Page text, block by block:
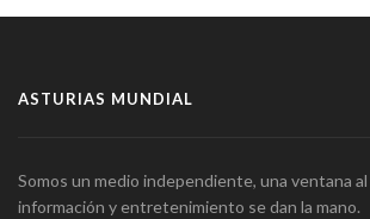
ASTURIAS MUNDIAL
Somos un medio independiente, una ventana
información y entretenimiento se dan la mano.